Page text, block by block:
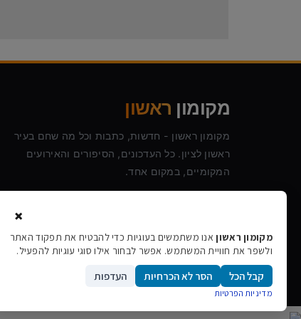
מקומון ראשון
מקומון ראשון - חדשות, כתבות וכל מה שחם בעיר
ראשון לציון. כל העדכונים, הסיפורים והאירועים
המקומיים, במקום אחד.
©
2026 מקומון ראשון · כל הזכויות שמורות
×
מקומון ראשוןאנו משתמשים בעוגיות כדי להבטיח את תפקוד האתר
ולשפר את חוויית המשתמש. אפשר לבחור אילו סוגי עוגיות להפעיל.
קבל הכל הסר לא הכרחיות העדפות
מדיניות הפרטיות
גלילה
לראש